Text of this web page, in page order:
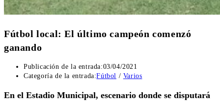
Fútbol local: El último campeón comenzó
ganando
Publicación de la entrada:03/04/2021
Categoría de la entrada:Fútbol / Varios
En el Estadio Municipal, escenario donde se disputará